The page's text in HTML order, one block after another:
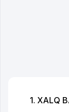
1. XALQ